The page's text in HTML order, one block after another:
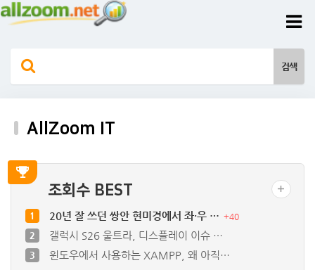
AllZoom IT
조회수 BEST
1 20년 잘 쓰던 쌍안 현미경에서 좌·우 … +40
2 갤럭시 S26 울트라, 디스플레이 이슈 …
3 윈도우에서 사용하는 XAMPP, 왜 아직…